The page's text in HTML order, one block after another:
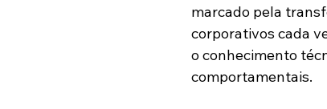
marcado pela
corporativos cada
o conhecimento
comportamentais.